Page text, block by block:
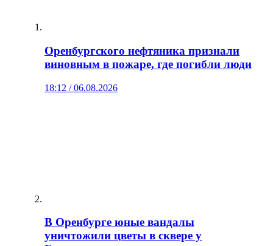
Оренбургского нефтяника признали
виновным в пожаре, где погибли люди
18:12 / 06.08.2026
В Оренбурге юные вандалы
уничтожили цветы в сквере у